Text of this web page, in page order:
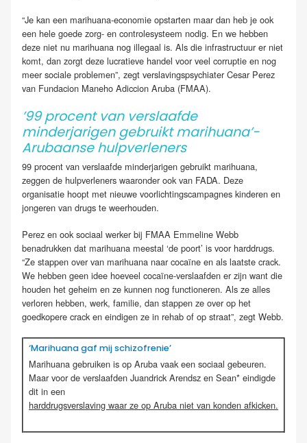
“Je kan een marihuana-economie opstarten maar dan heb je ook
een hele goede zorg- en controlesysteem nodig. En we hebben
deze niet nu marihuana nog illegaal is. Als die infrastructuur er niet
komt, dan zorgt deze lucratieve handel voor veel corruptie en nog
meer sociale problemen”, zegt verslavingspsychiater Cesar Perez
van Fundacion Maneho Adiccion Aruba (FMAA).
’99 procent van verslaafde
minderjarigen gebruikt marihuana’-
Arubaanse hulpverleners
99 procent van verslaafde minderjarigen gebruikt marihuana,
zeggen de hulpverleners waaronder ook van FADA. Deze
organisatie hoopt met nieuwe voorlichtingscampagnes kinderen en
jongeren van drugs te weerhouden.
Perez en ook sociaal werker bij FMAA Emmeline Webb
benadrukken dat marihuana meestal ‘de poort’ is voor harddrugs.
“Ze stappen over van marihuana naar cocaïne en als laatste crack.
We hebben geen idee hoeveel cocaïne-verslaafden er zijn want die
houden het geheim en ze kunnen nog functioneren. Als ze alles
verloren hebben, werk, familie, dan stappen ze over op het
goedkopere crack en eindigen ze in rehab of op straat”, zegt Webb.
‘Marihuana gaf mij schizofrenie’
Marihuana gebruiken is op Aruba vaak een sociaal gebeuren.
Maar voor de verslaafden Juandrick Arendsz en Sean* eindigde
dit in een
harddrugsverslaving waar ze op Aruba niet van konden afkicken.